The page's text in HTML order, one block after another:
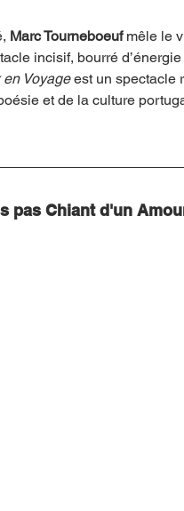
Marc Tourneboeuf mêle le
incisif, bourré d’énergie
Voyage est un spectacle
et de la culture
pas Chiant d'un